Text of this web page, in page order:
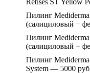
Пилинг
(салициловый +
Пилинг
(салициловый +
Пилинг
System — 5000 руб